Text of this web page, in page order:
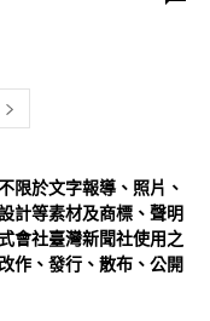
限於文字報導、照片、
計等素材及商標、聲明
會社臺灣新聞社使用之
作、發行、散布、公開